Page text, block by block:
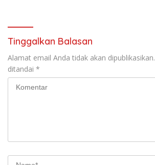
Tinggalkan Balasan
Alamat email Anda tidak akan dipublikasikan.
ditandai *